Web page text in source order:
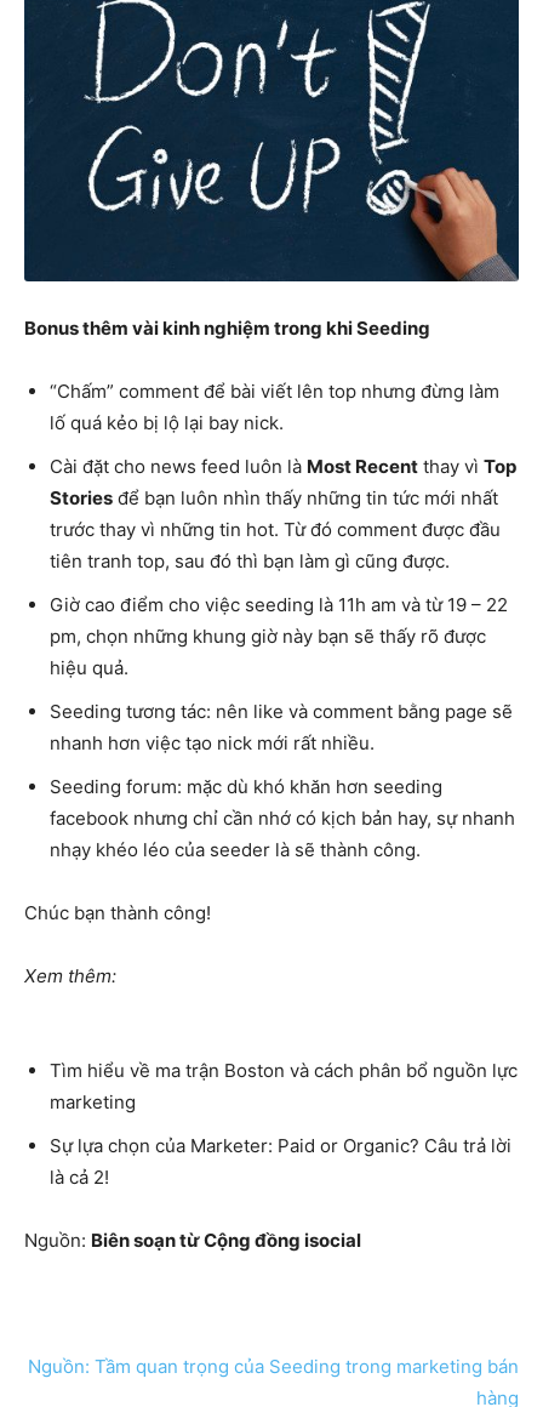
Bonus thêm vài kinh nghiệm trong khi Seeding
“Chấm” comment để bài viết lên top nhưng đừng làm
lố quá kẻo bị lộ lại bay nick.
Cài đặt cho news feed luôn là Most Recent thay vì Top
Stories để bạn luôn nhìn thấy những tin tức mới nhất
trước thay vì những tin hot. Từ đó comment được đầu
tiên tranh top, sau đó thì bạn làm gì cũng được.
Giờ cao điểm cho việc seeding là 11h am và từ 19 – 22
pm, chọn những khung giờ này bạn sẽ thấy rõ được
hiệu quả.
Seeding tương tác: nên like và comment bằng page sẽ
nhanh hơn việc tạo nick mới rất nhiều.
Seeding forum: mặc dù khó khăn hơn seeding
facebook nhưng chỉ cần nhớ có kịch bản hay, sự nhanh
nhạy khéo léo của seeder là sẽ thành công.
Chúc bạn thành công!
Xem thêm:
Tìm hiểu về ma trận Boston và cách phân bổ nguồn lực
marketing
Sự lựa chọn của Marketer: Paid or Organic? Câu trả lời
là cả 2!
Nguồn: Biên soạn từ Cộng đồng isocial
Nguồn: Tầm quan trọng của Seeding trong marketing bán
hàng